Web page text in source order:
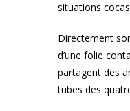
situations
Directement
d’une folie
partagent des
tubes des